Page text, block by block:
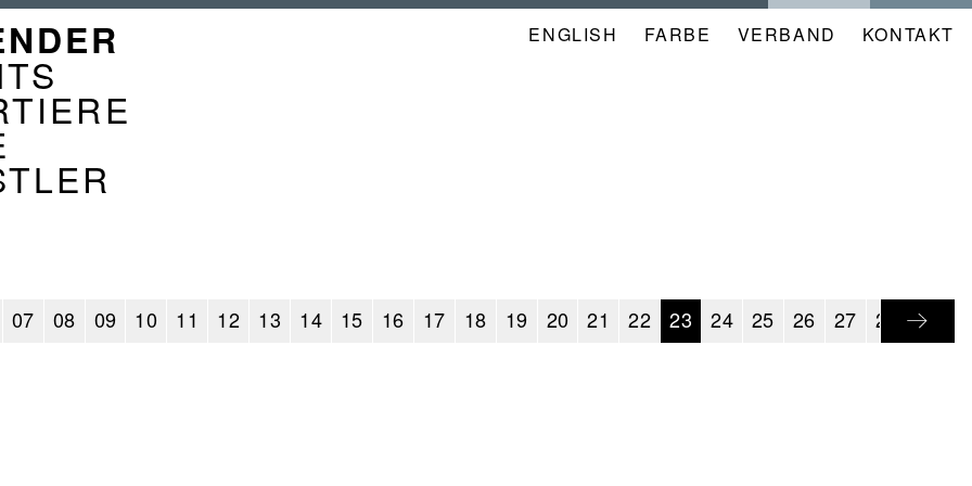
ENGLISH FARBE NAVIGATION
VERBAND KONTAKT
07 08 09 10 11 12 13 14 15 16 17 18 19 20 21 22 23 24 25 26 27 28